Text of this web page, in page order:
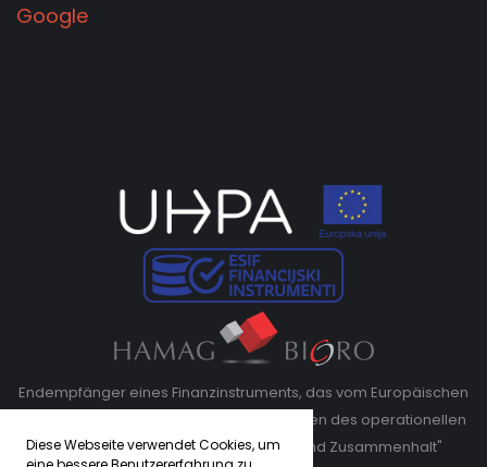
Diese Webseite verwendet Cookies, um
Google
Endempfänger eines Finanzinstruments, das vom Europäischen
Fonds für regionale Entwicklung im Rahmen des operationellen
Programms "Wettbewerbsfähigkeit und Zusammenhalt"